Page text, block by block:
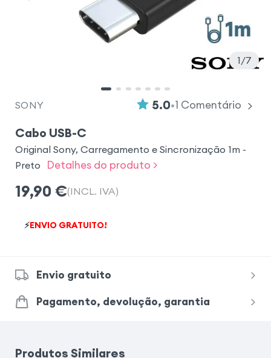
1 7
SONY 5.0•1 Comentário
Cabo USB-C
Original Sony, Carregamento e Sincronização 1m -
Preto
Detalhes do produto >
19,90 €(INCL. IVA)
⚡ENVIO GRATUITO!
Envio gratuito
Pagamento, devolução, garantia
Produtos Similares